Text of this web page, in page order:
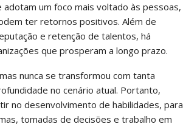
um foco mais voltado às pessoas,
ter retornos positivos. Além de
e retenção de talentos, há
que prosperam a longo prazo.
nunca se transformou com tanta
no cenário atual. Portanto,
no desenvolvimento de habilidades, para
tomadas de decisões e trabalho em